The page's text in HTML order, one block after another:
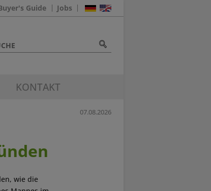
Guide Jobs
KONTAKT
07.08.2026
wie die